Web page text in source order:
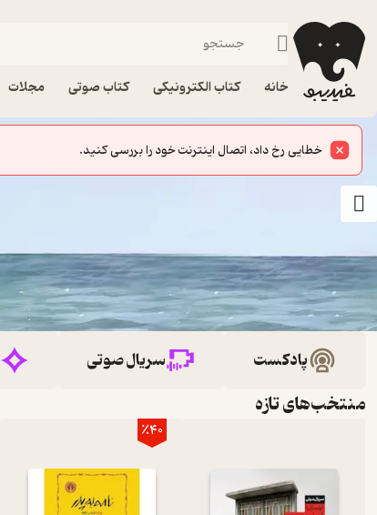
خانه کتاب الکترونیکی کتاب صوتی مجلات
پادکست سریال صوتی
منتخب‌های تازه
٪40